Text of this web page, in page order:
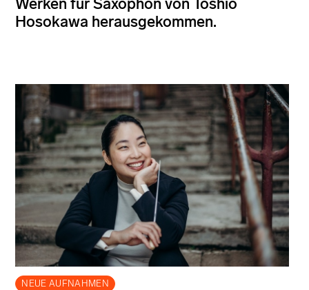
Hosokawa herausgekommen.
NEUE AUFNAHMEN